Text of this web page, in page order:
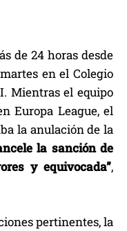
de 24 horas desde
en el Colegio
Mientras el equipo
Europa League, el
la anulación de la
la sanción de
y equivocada”,
pertinentes, la